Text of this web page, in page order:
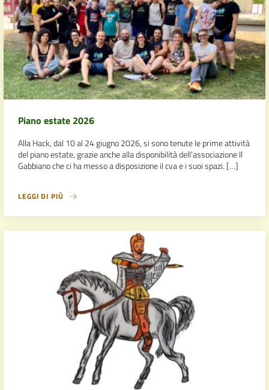
Piano estate 2026
Alla Hack, dal 10 al 24 giugno 2026, si sono tenute le prime attività
del piano estate, grazie anche alla disponibilità dell’associazione Il
Gabbiano che ci ha messo a disposizione il cva e i suoi spazi. […]
LEGGI DI PIÙ